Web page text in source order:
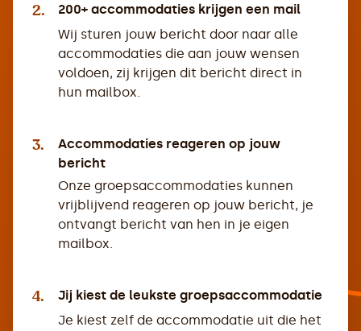
2.
200+ accommodaties krijgen een mail
Wij sturen jouw bericht door naar alle
accommodaties die aan jouw wensen
voldoen, zij krijgen dit bericht direct in
hun mailbox.
3.
Accommodaties reageren op jouw
bericht
Onze groepsaccommodaties kunnen
vrijblijvend reageren op jouw bericht, je
ontvangt bericht van hen in je eigen
mailbox.
4.
Jij kiest de leukste groepsaccommodatie
Je kiest zelf de accommodatie uit die het